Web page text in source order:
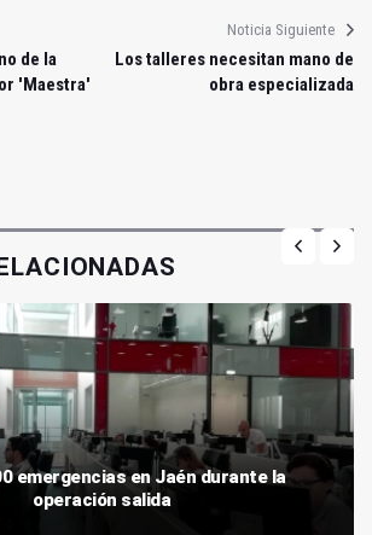
de la
'Maestra'
Noticia Siguiente
Los talleres necesitan mano de
obra especializada
emergencias en Jaén durante la
operación salida